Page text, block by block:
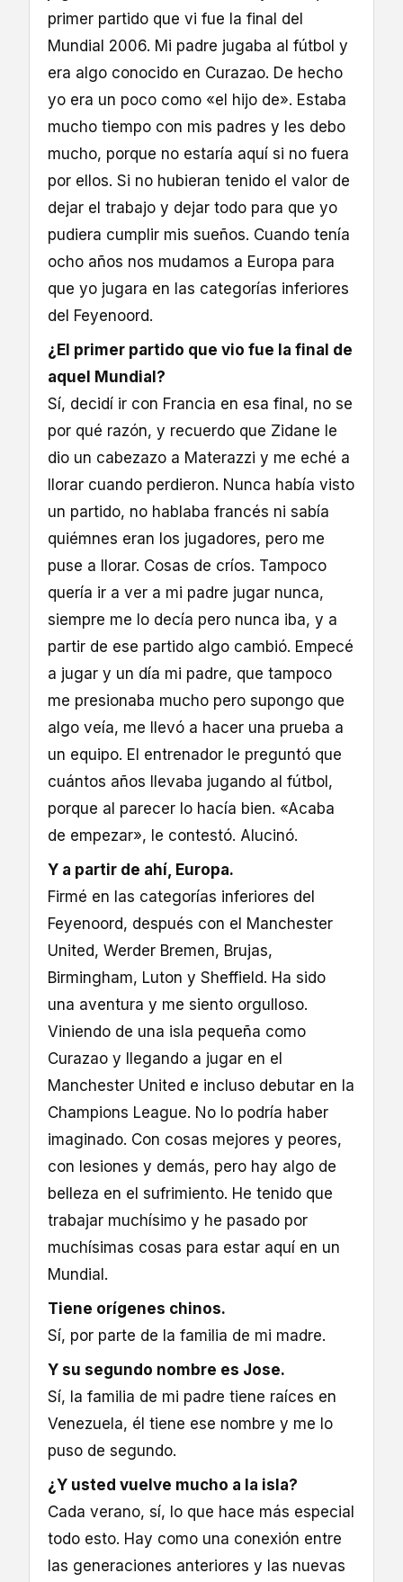
primer partido que vi fue la final del
Mundial 2006. Mi padre jugaba al fútbol y
era algo conocido en Curazao. De hecho
yo era un poco como «el hijo de». Estaba
mucho tiempo con mis padres y les debo
mucho, porque no estaría aquí si no fuera
por ellos. Si no hubieran tenido el valor de
dejar el trabajo y dejar todo para que yo
pudiera cumplir mis sueños. Cuando tenía
ocho años nos mudamos a Europa para
que yo jugara en las categorías inferiores
del Feyenoord.
¿El primer partido que vio fue la final de
aquel Mundial?
Sí, decidí ir con Francia en esa final, no se
por qué razón, y recuerdo que Zidane le
dio un cabezazo a Materazzi y me eché a
llorar cuando perdieron. Nunca había visto
un partido, no hablaba francés ni sabía
quiémnes eran los jugadores, pero me
puse a llorar. Cosas de críos. Tampoco
quería ir a ver a mi padre jugar nunca,
siempre me lo decía pero nunca iba, y a
partir de ese partido algo cambió. Empecé
a jugar y un día mi padre, que tampoco
me presionaba mucho pero supongo que
algo veía, me llevó a hacer una prueba a
un equipo. El entrenador le preguntó que
cuántos años llevaba jugando al fútbol,
porque al parecer lo hacía bien. «Acaba
de empezar», le contestó. Alucinó.
Y a partir de ahí, Europa.
Firmé en las categorías inferiores del
Feyenoord, después con el Manchester
United, Werder Bremen, Brujas,
Birmingham, Luton y Sheffield. Ha sido
una aventura y me siento orgulloso.
Viniendo de una isla pequeña como
Curazao y llegando a jugar en el
Manchester United e incluso debutar en la
Champions League. No lo podría haber
imaginado. Con cosas mejores y peores,
con lesiones y demás, pero hay algo de
belleza en el sufrimiento. He tenido que
trabajar muchísimo y he pasado por
muchísimas cosas para estar aquí en un
Mundial.
Tiene orígenes chinos.
Sí, por parte de la familia de mi madre.
Y su segundo nombre es Jose.
Sí, la familia de mi padre tiene raíces en
Venezuela, él tiene ese nombre y me lo
puso de segundo.
¿Y usted vuelve mucho a la isla?
Cada verano, sí, lo que hace más especial
todo esto. Hay como una conexión entre
las generaciones anteriores y las nuevas